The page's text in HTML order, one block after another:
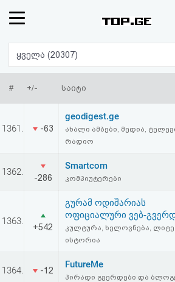
რეიტინგი
(მთავარი)
ფოსტა
პასუხი
რეგისტრაცია
პაროლის
ყველა (20307)
# +/- საიტი
1361. -63
geodigest.ge
ახალი ამბები, მედია,
რადიო
1362.
-286
Smartcom
კომპიუტერები
1363.
+542
გურამ ოდიშარიას
ოფიციალური ვებ-
კულტურა, ხელოვნება,
ისტორია
1364. -12
FutureMe
პირადი გვერდები და